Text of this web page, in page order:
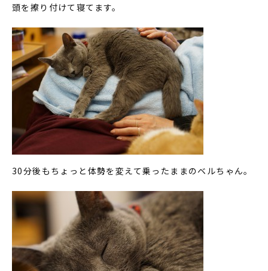
頭を擦り付けて寝てます。
30分後もちょっと体勢を変えて乗ったままのベルちゃん。